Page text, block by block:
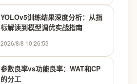
YOLOv5训练结果深度分析：从指
标解读到模型调优实战指南
2026/8/8 10:26:53
参数良率vs功能良率：WAT和CP
的分工